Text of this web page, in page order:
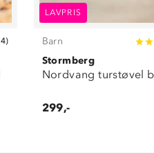
4)
LAVPRIS
Barn
Stormberg
Nordvang turstøvel
299,-